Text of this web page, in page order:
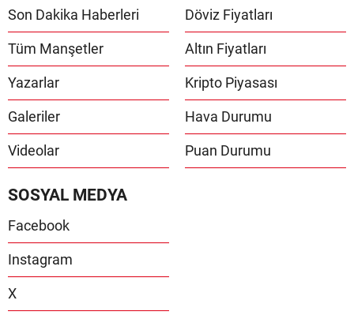
Son Dakika Haberleri
Tüm Manşetler
Yazarlar
Galeriler
Videolar
Döviz Fiyatları
Altın Fiyatları
Kripto Piyasası
Hava Durumu
Puan Durumu
SOSYAL MEDYA
Facebook
Instagram
X